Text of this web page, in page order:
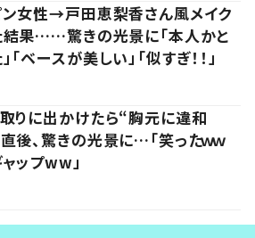
ン女性→戸田恵梨香さん風メイク
結果……驚きの光景に「本人かと
「ベースが美しい」「似すぎ！！」
りに出かけたら“胸元に違和
後、驚きの光景に…「笑ったｗｗ
ャップww」